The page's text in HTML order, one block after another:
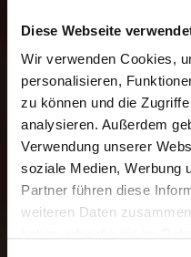
Diese Webseite
Wir verwenden Cookies,
personalisieren,
zu können und die
analysieren. Außerdem
Verwendung unserer
soziale Medien, Werbung
Partner führen diese
weiteren Daten